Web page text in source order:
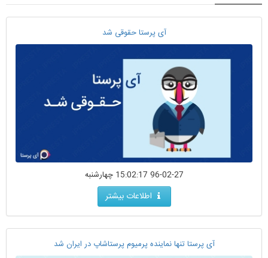
آی پرستا حقوقی شد
96-02-27 15:02:17 چهارشنبه
اطلاعات بیشتر
آی پرستا تنها نماینده پرمیوم پرستاشاپ در ایران شد